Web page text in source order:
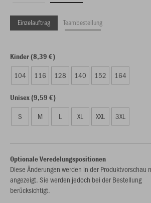
Einzelauftrag Teambestellung
Kinder (8,39 €)
104 116 128 140 152 164
Unisex (9,59 €)
S M L XL XXL 3XL
Optionale Veredelungspositionen
Diese Änderungen werden in der Produktvorschau
angezeigt. Sie werden jedoch bei der Bestellung
berücksichtigt.